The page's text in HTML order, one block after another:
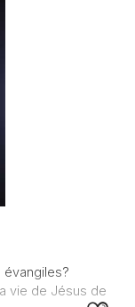
vie de Jésus de